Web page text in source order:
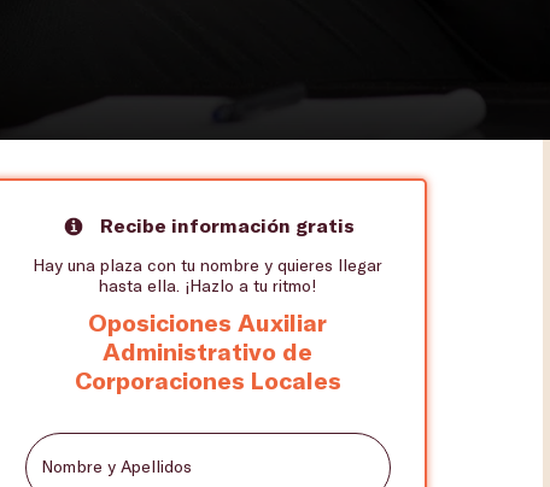
Recibe información gratis
Hay una plaza con tu nombre y quieres llegar
hasta ella. ¡Hazlo a tu ritmo!
Oposiciones Auxiliar
Administrativo de
Corporaciones Locales
Nombre y Apellidos